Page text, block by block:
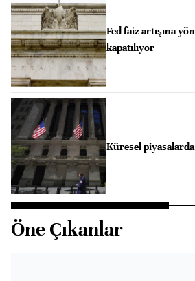
Fed faiz artışına
kapatılıyor
Küresel
Öne Çıkanlar